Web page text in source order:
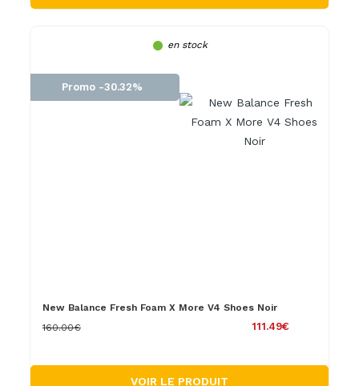
en stock
Promo -30.32%
New Balance Fresh Foam X More V4 Shoes Noir
111.49€
160.00€
VOIR LE PRODUIT